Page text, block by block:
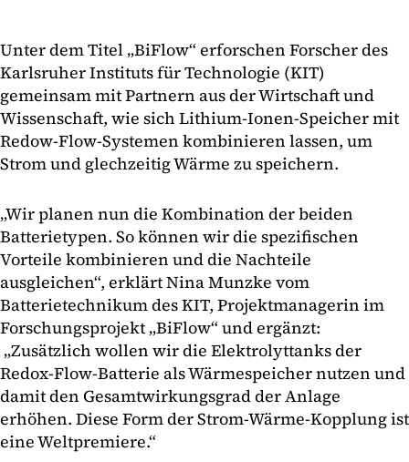
Unter dem Titel „BiFlow“ erforschen Forscher des
Karlsruher Instituts für Technologie (KIT)
gemeinsam mit Partnern aus der Wirtschaft und
Wissenschaft, wie sich Lithium-Ionen-Speicher mit
Redow-Flow-Systemen kombinieren lassen, um
Strom und glechzeitig Wärme zu speichern.
„Wir planen nun die Kombination der beiden
Batterietypen. So können wir die spezifischen
Vorteile kombinieren und die Nachteile
ausgleichen“, erklärt Nina Munzke vom
Batterietechnikum des KIT, Projektmanagerin im
Forschungsprojekt „BiFlow“ und ergänzt:
„Zusätzlich wollen wir die Elektrolyttanks der
Redox-Flow-Batterie als Wärmespeicher nutzen und
damit den Gesamtwirkungsgrad der Anlage
erhöhen. Diese Form der Strom-Wärme-Kopplung ist
eine Weltpremiere.“